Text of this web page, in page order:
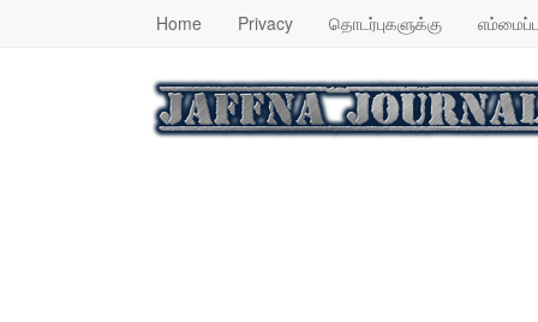
Home Privacy தொடர்புகளுக்கு